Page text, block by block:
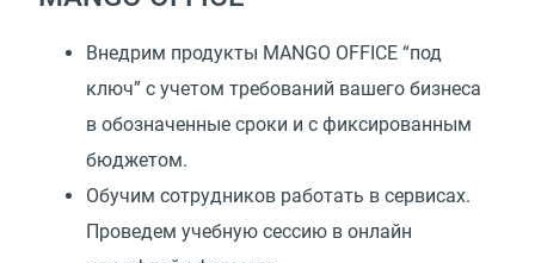
Внедрим продукты MANGO OFFICE “под
ключ” с учетом требований вашего бизнеса
в обозначенные сроки и с фиксированным
бюджетом.
Обучим сотрудников работать в сервисах.
Проведем учебную сессию в онлайн